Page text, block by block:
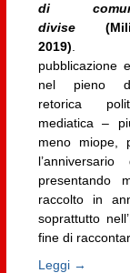
di
divise
2019).
pubblicazione
nel pieno
retorica
mediatica –
meno miope,
presentando
raccolto in
soprattutto
fine di
Leggi →